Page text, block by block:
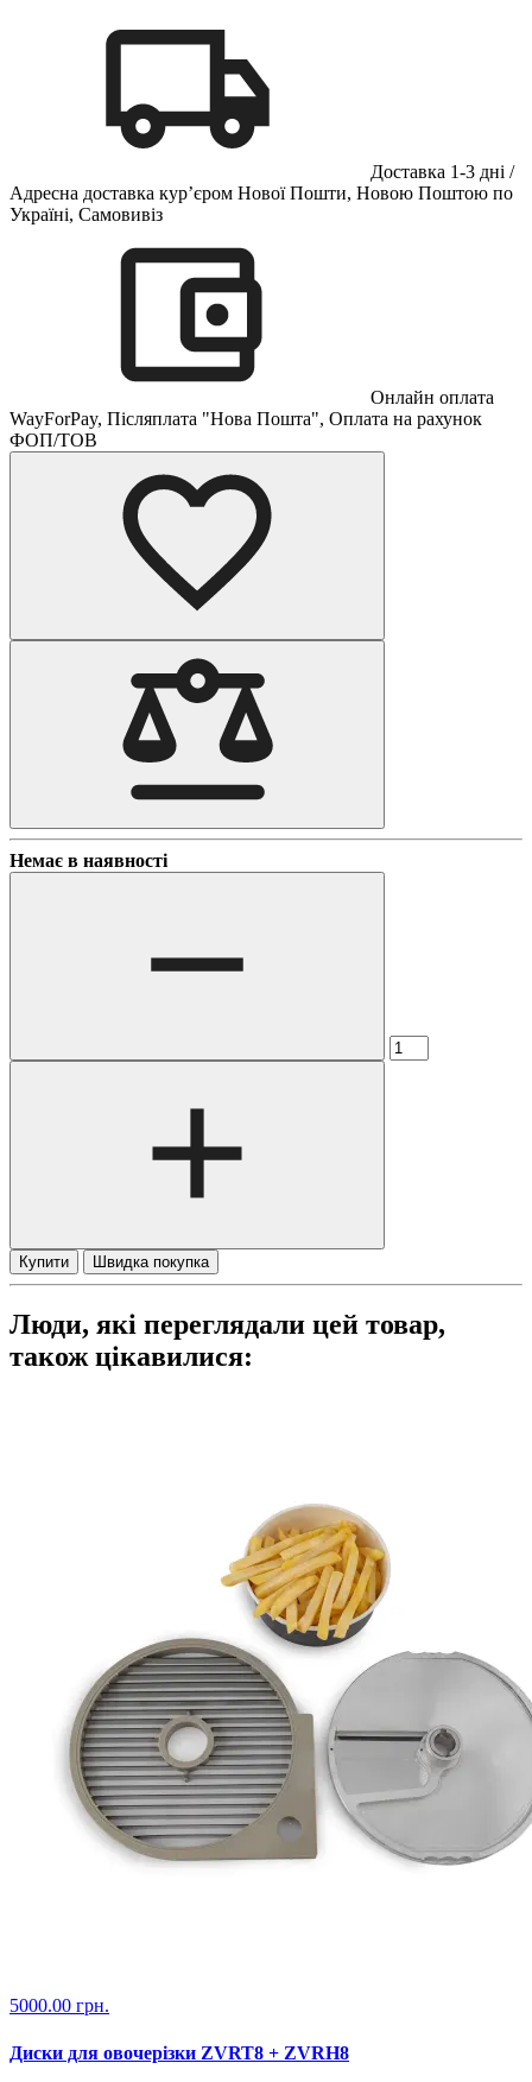
Доставка 1-3 дні /
Адресна доставка кур’єром Нової Пошти, Новою Поштою по
Україні, Самовивіз
Онлайн оплата
WayForPay, Післяплата "Нова Пошта", Оплата на рахунок
ФОП/ТОВ
Немає в наявності
Купити Швидка покупка
Люди, які переглядали цей товар,
також цікавилися:
5000.00 грн.
Диски для овочерізки ZVRT8 + ZVRH8